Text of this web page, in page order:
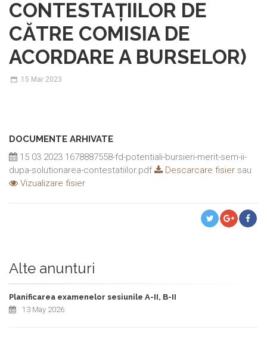
CONTESTAȚIILOR DE
CĂTRE COMISIA DE
ACORDARE A BURSELOR)
15 Mar 2023
DOCUMENTE ARHIVATE
15 03 2023 1678887558-fd-potentiali-bursieri-merit-sem-ii-
dupa-solutionarea-contestatiilor.pdf
Descarcare fisier sau
Vizualizare fisier
Alte anunturi
Planificarea examenelor sesiunile A-II, B-II
13 May 2026